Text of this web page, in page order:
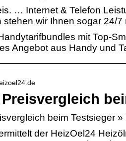
… Internet & Telefon
stehen wir Ihnen sogar 24/7
mit Top-
Angebot aus Handy und
beim Testsieger
der HeizOel24